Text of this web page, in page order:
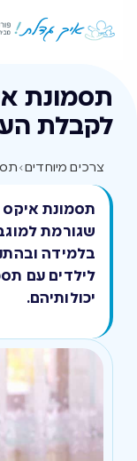
תסמונת
לקבלת
צרכים מיוחדים›
תסמונת איקס
שגורמת
בלמידה
לילדים עם
יכולותיהם.